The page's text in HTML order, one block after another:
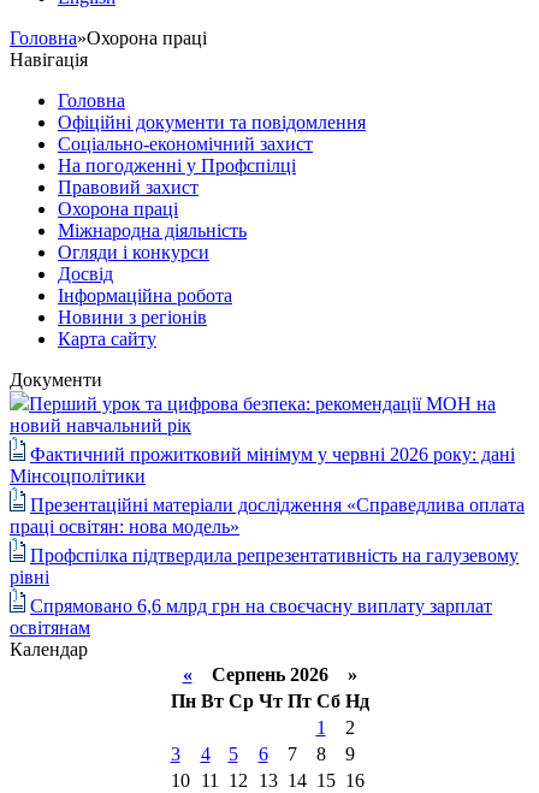
Головна»Охорона праці
Навігація
Головна
Офіційні документи та повідомлення
Соціально-економічний захист
На погодженні у Профспілці
Правовий захист
Охорона праці
Міжнародна діяльність
Огляди і конкурси
Досвід
Інформаційна робота
Новини з регіонів
Карта сайту
Документи
Перший урок та цифрова безпека: рекомендації МОН на
новий навчальний рік
Фактичний прожитковий мінімум у червні 2026 року: дані
Мінсоцполітики
Презентаційні матеріали дослідження «Справедлива оплата
праці освітян: нова модель»
Профспілка підтвердила репрезентативність на галузевому
рівні
Спрямовано 6,6 млрд грн на своєчасну виплату зарплат
освітянам
Календар
«Серпень 2026 »
Пн Вт Ср Чт Пт Сб Нд
1
2
3
4 5 6 7 8
9
10
11 12 13 14 15 16